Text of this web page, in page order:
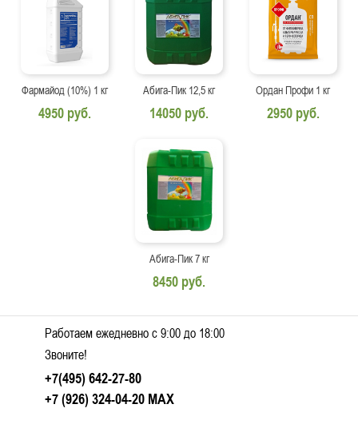
Фармайод (10%) 1 кг
4950 руб.
Абига-Пик 12,5 кг
14050 руб.
Ордан Профи 1 кг
2950 руб.
Абига-Пик 7 кг
8450 руб.
Работаем ежедневно c 9:00 до 18:00
Звоните!
+7(495) 642-27-80
+7 (926) 324-04-20 MAX